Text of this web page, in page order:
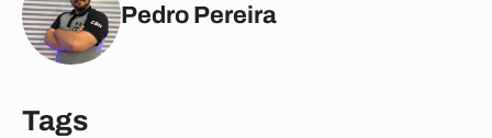
Pedro Pereira
Tags